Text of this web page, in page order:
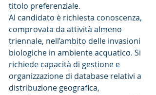
titolo preferenziale.
Al candidato è richiesta conoscenza,
comprovata da attività almeno
triennale, nell’ambito delle invasioni
biologiche in ambiente acquatico. Si
richiede capacità di gestione e
organizzazione di database relativi a
distribuzione geografica,